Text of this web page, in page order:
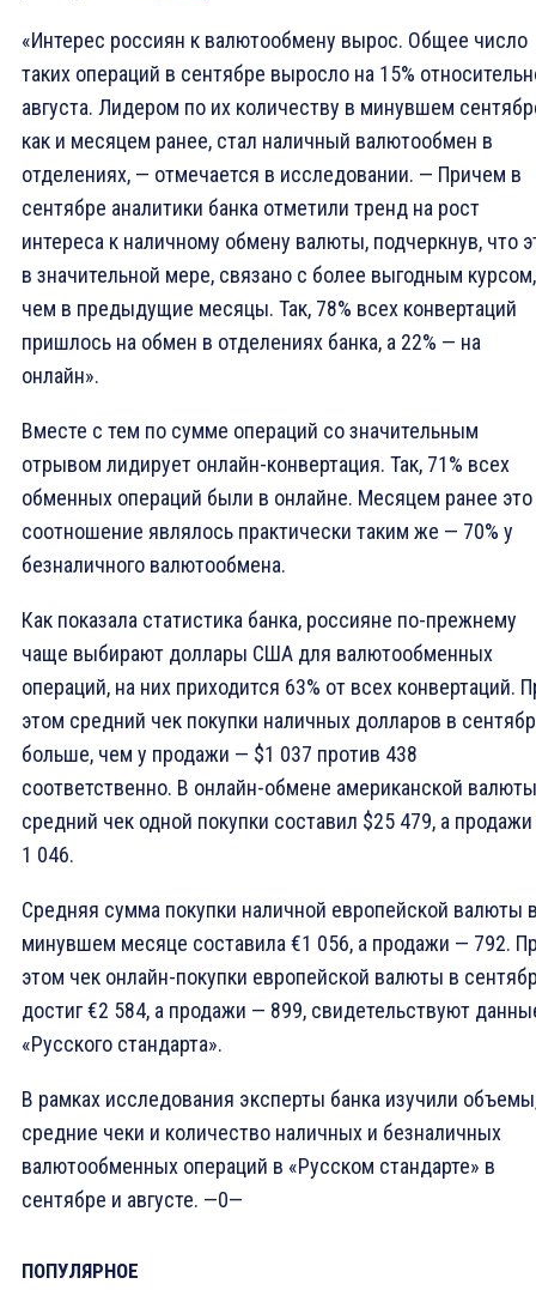
«Интерес россиян к валютообмену вырос. Общее число
таких операций в сентябре выросло на 15%
августа. Лидером по их количеству в минувшем
как и месяцем ранее, стал наличный валютообмен в
отделениях, — отмечается в исследовании. — Причем в
сентябре аналитики банка отметили тренд на рост
интереса к наличному обмену валюты, подчеркнув, что
в значительной мере, связано с более выгодным курсом,
чем в предыдущие месяцы. Так, 78% всех конвертаций
пришлось на обмен в отделениях банка, а 22% — на
онлайн».
Вместе с тем по сумме операций со значительным
отрывом лидирует онлайн-конвертация. Так, 71% всех
обменных операций были в онлайне. Месяцем ранее это
соотношение являлось практически таким же — 70% у
безналичного валютообмена.
Как показала статистика банка, россияне по-прежнему
чаще выбирают доллары США для валютообменных
операций, на них приходится 63% от всех конвертаций.
этом средний чек покупки наличных долларов в
больше, чем у продажи — $1 037 против 438
соответственно. В онлайн-обмене американской валюты
средний чек одной покупки составил $25 479, а
1 046.
Средняя сумма покупки наличной европейской валюты
минувшем месяце составила €1 056, а продажи — 792.
этом чек онлайн-покупки европейской валюты в
достиг €2 584, а продажи — 899, свидетельствуют
«Русского стандарта».
В рамках исследования эксперты банка изучили
средние чеки и количество наличных и безналичных
валютообменных операций в «Русском стандарте» в
сентябре и августе. —0—
ПОПУЛЯРНОЕ